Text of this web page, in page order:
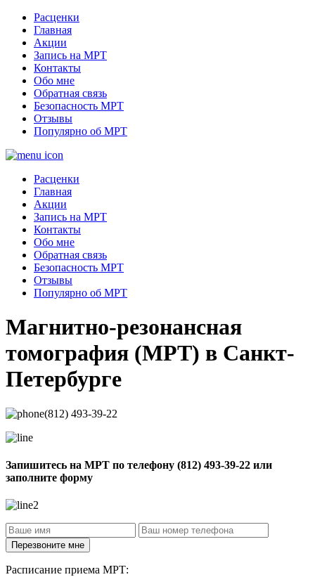
Расценки
Главная
Акции
Запись на МРТ
Контакты
Обо мне
Обратная связь
Безопасность МРТ
Отзывы
Популярно об МРТ
Расценки
Главная
Акции
Запись на МРТ
Контакты
Обо мне
Обратная связь
Безопасность МРТ
Отзывы
Популярно об МРТ
Магнитно-резонансная
томография (МРТ) в Санкт-
Петербурге
(812) 493-39-22
Запишитесь на МРТ по телефону (812) 493-39-22 или
заполните форму
Расписание приема МРТ: